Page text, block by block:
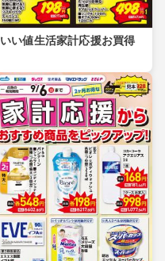
いい値生活家計応援お買得